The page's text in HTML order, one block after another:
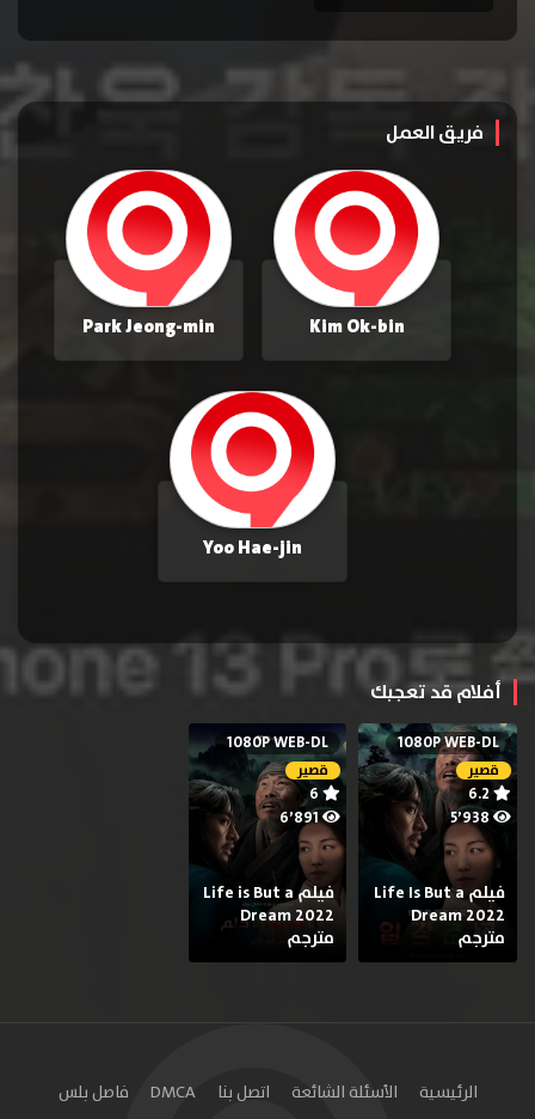
فريق العمل
Kim Ok-bin
Park Jeong-min
Yoo Hae-jin
أفلام قد تعجبك
1080P WEB-DL
قصير
5٬938
فيلم Life Is But a
Dream 2022
مترجم
1080P WEB-DL
قصير
6
6٬891
فيلم Life is But a
Dream 2022
مترجم
الرئيسية الأسئلة الشائعة اتصل بنا DMCA فاصل بلس